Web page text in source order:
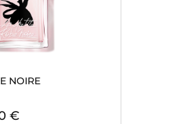
NOIRE
€